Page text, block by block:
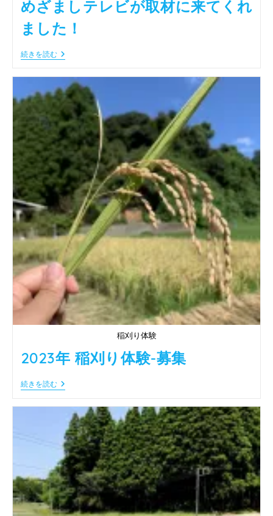
めざましテレビが取材に来てくれ
ました！
続きを読むめ
ざ
テ
レ
ビ
が
取
材
に
来
て
く
れ
ま
し
た！
稲刈り体験
2023年 稲刈り体験-募集
続きを読む2023
年
体
験-
募
集